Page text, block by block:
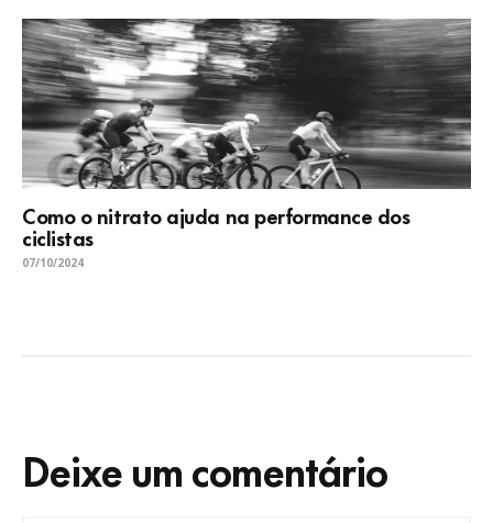
Como o nitrato ajuda na performance dos
ciclistas
07/10/2024
Deixe um comentário